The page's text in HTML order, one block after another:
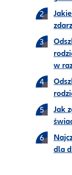
w
Jak
dla